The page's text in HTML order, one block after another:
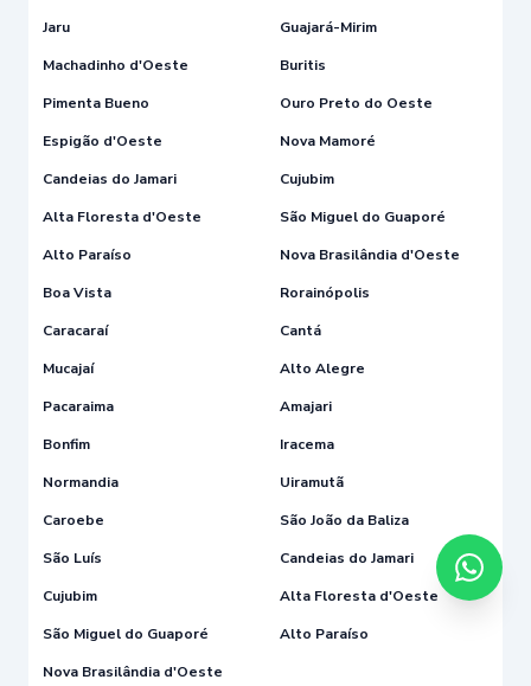
Jaru
Guajará-Mirim
Machadinho d'Oeste
Buritis
Pimenta Bueno
Ouro Preto do Oeste
Espigão d'Oeste
Nova Mamoré
Candeias do Jamari
Cujubim
Alta Floresta d'Oeste
São Miguel do Guaporé
Alto Paraíso
Nova Brasilândia d'Oeste
Boa Vista
Rorainópolis
Caracaraí
Cantá
Mucajaí
Alto Alegre
Pacaraima
Amajari
Bonfim
Iracema
Normandia
Uiramutã
Caroebe
São João da Baliza
São Luís
Candeias do Jamari
Cujubim
Alta Floresta d'Oeste
São Miguel do Guaporé
Alto Paraíso
Nova Brasilândia d'Oeste